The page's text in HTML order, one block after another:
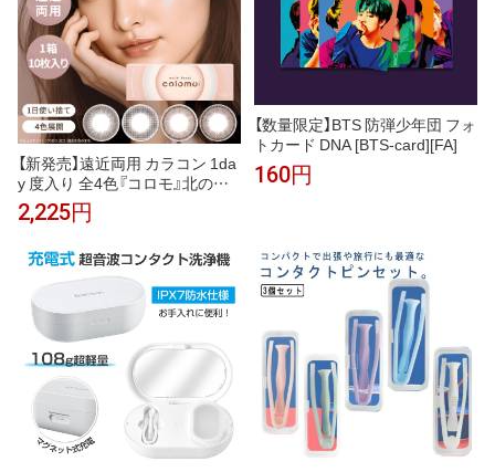
【新発売】遠近両用 カラコン 1da
y 度入り 全4色『コロモ』北の快
適工房 老眼 カラーコンタクト
サークルレンズ ワンデー 度あり
2,225円
【数量限定】BTS 防弾少年団 フォ
トカード DNA [BTS-card][FA]
160円